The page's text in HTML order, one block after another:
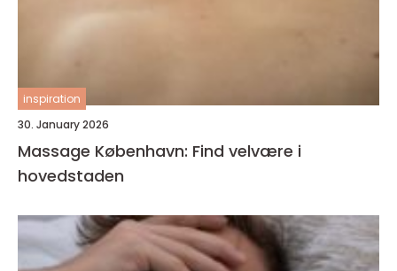
inspiration
30. January 2026
Massage København: Find velvære i
hovedstaden